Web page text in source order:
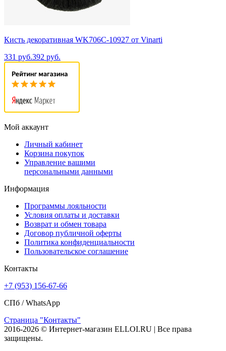
Кисть декоративная WK706C-10927 от Vinarti
331 руб.392 руб.
Мой аккаунт
Личный кабинет
Корзина покупок
Управление вашими
персональными данными
Информация
Программы лояльности
Условия оплаты и доставки
Возврат и обмен товара
Договор публичной оферты
Политика конфиденциальности
Пользовательское соглашение
Контакты
+7 (953) 156-67-66
СПб /WhatsApp
Страница "Контакты"
2016-2026 © Интернет-магазин ELLOI.RU | Все права
защищены.